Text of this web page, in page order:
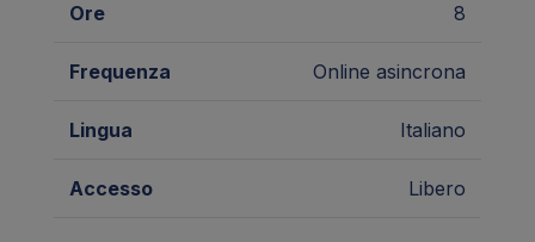
Ore 8
Frequenza Online asincrona
Lingua Italiano
Accesso Libero